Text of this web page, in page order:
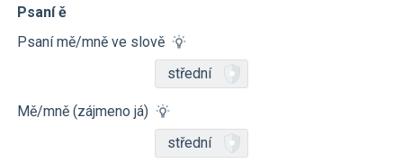
Psaní ě
Psaní mě/mně ve slově
střední
Mě/mně (zájmeno já)
střední